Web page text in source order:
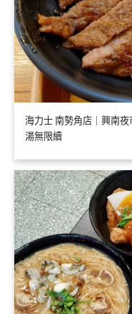
海力士 南勢角店｜興南
湯無限續